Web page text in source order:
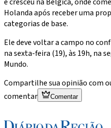
Holanda após receber uma
categorias de base.
Ele deve voltar a campo no
na sexta-feira (19), às 19h, na
Mundo.
Compartilhe sua opinião com
comentar
Comentar